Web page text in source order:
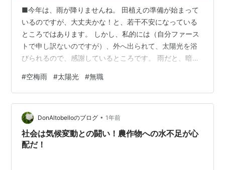
■今年は、雨が降りませんね。 田植えの準備が始まって
いるのですが、大丈夫かな！と、若干不安になっている
ところではあります。 しかし、私的には（自分ファース
トで申し訳ないのですが）、外へ出られて、太陽光を浴
びられるので、感謝しているところです。 雨だと、暗
す。 サイクリングにウオーキングが可能となります。雨
だと、家でじっとしているしかないですからね。 特に、
無職になってからは！！
#空梅雨 #太陽光 #無職
DonAltobelloのブログ • 1年前
社会は気候変動との闘い！農作物への水不足が心
配だ！